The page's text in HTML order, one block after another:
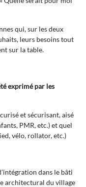
qui, sur les deux
leurs besoins tout
sur la table.
exprimé par les
et sécurisant, aisé
PMR, etc.) et quel
vélo, rollator, etc.)
dans le bâti
architectural du village